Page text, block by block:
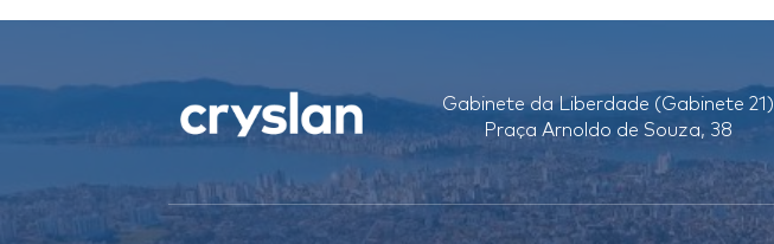
Gabinete da Liberdade (Gabinete 21)
Praça Arnoldo de Souza, 38